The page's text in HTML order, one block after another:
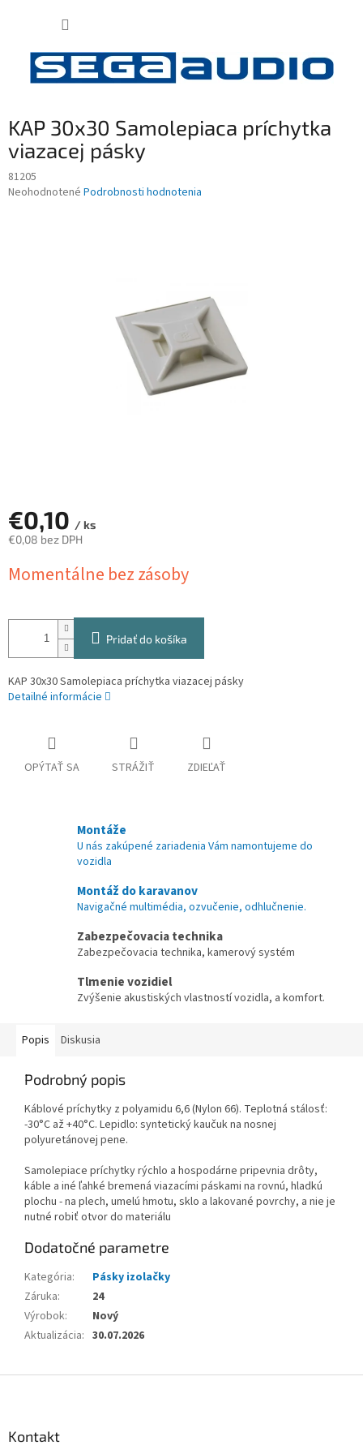
KAP 30x30 Samolepiaca príchytka
viazacej pásky
81205
Priemerné
Neohodnotené Podrobnosti hodnotenia
€0,10 / ks
€0,08 bez DPH
cena:
Momentálne bez zásoby
Pridať do košíka
KAP 30x30 Samolepiaca príchytka viazacej pásky
Detailné informácie
OPÝTAŤ SA STRÁŽIŤ ZDIEĽAŤ
Montáže
U nás zakúpené zariadenia Vám namontujeme do
vozidla
Montáž do karavanov
Navigačné multimédia, ozvučenie, odhlučnenie.
Zabezpečovacia technika
Zabezpečovacia technika, kamerový systém
Tlmenie vozidiel
Zvýšenie akustiských vlastností vozidla, a komfort.
Popis Diskusia
Podrobný popis
Káblové príchytky z polyamidu 6,6 (Nylon 66). Teplotná stálosť:
-30°C až +40°C. Lepidlo: syntetický kaučuk na nosnej
polyuretánovej pene.
Samolepiace príchytky rýchlo a hospodárne pripevnia drôty,
káble a iné ľahké bremená viazacími páskami na rovnú, hladkú
plochu - na plech, umelú hmotu, sklo a lakované povrchy, a nie je
nutné robiť otvor do materiálu
Dodatočné parametre
Kategória:
Pásky izolačky
Záruka:
24
Výrobok:
Nový
Aktualizácia: 30.07.2026
Kontakt